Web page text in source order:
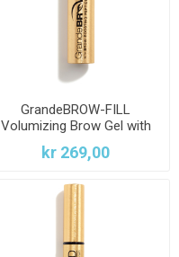
GrandeBROW-FILL
Volumizing Brow Gel with
Fibers & Peptides LIGHT
kr 269,00